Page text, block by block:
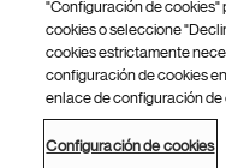
inferior
del
©
Política de privacidad
Configuración
"Configuración de cookies"
cookies o seleccione
cookies estrictamente
configuración de cookies
enlace de configuración de
Configuración de cookies